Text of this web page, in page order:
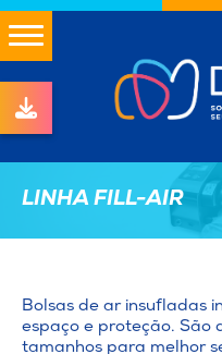
LINHA FILL-AIR
Bolsas de ar insufladas
espaço e proteção. São
tamanhos para melhor